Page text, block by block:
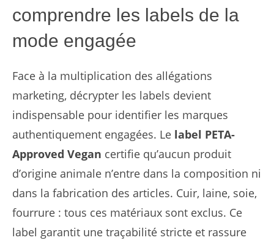
comprendre les labels de la
mode engagée
Face à la multiplication des allégations
marketing, décrypter les labels devient
indispensable pour identifier les marques
authentiquement engagées. Le label PETA-
Approved Vegan certifie qu’aucun produit
d’origine animale n’entre dans la composition ni
dans la fabrication des articles. Cuir, laine, soie,
fourrure : tous ces matériaux sont exclus. Ce
label garantit une traçabilité stricte et rassure